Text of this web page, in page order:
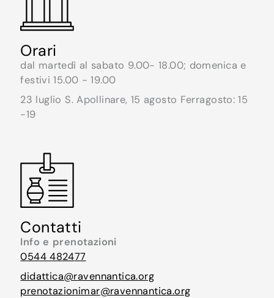
Orari
dal martedì al sabato 9.00- 18.00; domenica e
festivi 15.00 - 19.00
23 luglio S. Apollinare, 15 agosto Ferragosto: 15
-19
Contatti
Info e prenotazioni
0544 482477
didattica@ravennantica.org
prenotazionimar@ravennantica.org